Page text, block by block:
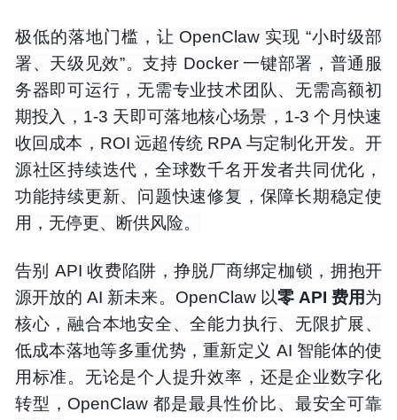
极低的落地门槛，让 OpenClaw 实现 “小时级部
署、天级见效”。支持 Docker 一键部署，普通服
务器即可运行，无需专业技术团队、无需高额初
期投入，1-3 天即可落地核心场景，1-3 个月快速
收回成本，ROI 远超传统 RPA 与定制化开发。开
源社区持续迭代，全球数千名开发者共同优化，
功能持续更新、问题快速修复，保障长期稳定使
用，无停更、断供风险。
告别 API 收费陷阱，挣脱厂商绑定枷锁，拥抱开
源开放的 AI 新未来。OpenClaw 以零 API 费用为
核心，融合本地安全、全能力执行、无限扩展、
低成本落地等多重优势，重新定义 AI 智能体的使
用标准。无论是个人提升效率，还是企业数字化
转型，OpenClaw 都是最具性价比、最安全可靠